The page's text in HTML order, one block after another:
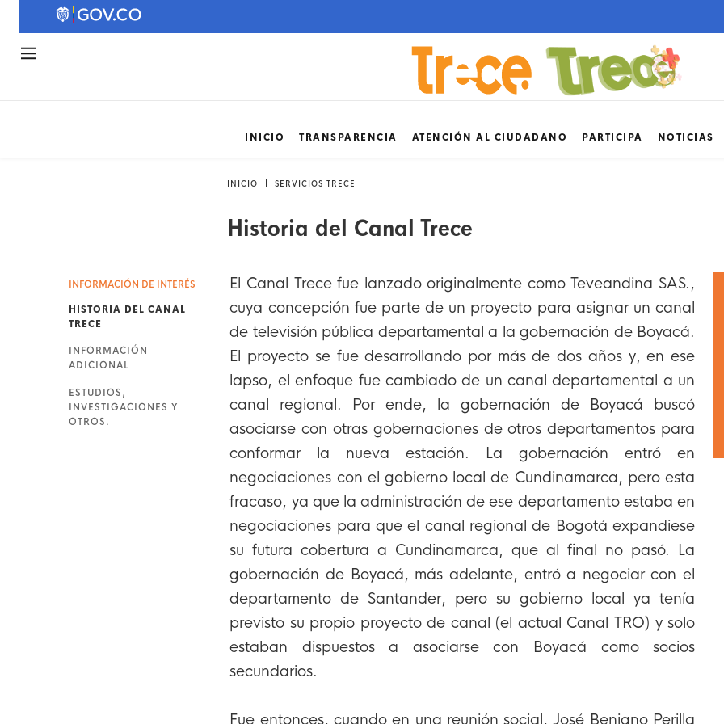
INICIO TRANSPARENCIA ATENCIÓN AL CIUDADANO PARTICIPA NOTICIAS
INICIO SERVICIOS TRECE
Historia del Canal Trece
INFORMACIÓN DE INTERÉS
HISTORIA DEL CANAL
TRECE
INFORMACIÓN
ADICIONAL
ESTUDIOS,
INVESTIGACIONES Y
OTROS.
El Canal Trece fue lanzado originalmente como Teveandina SAS.,
cuya concepción fue parte de un proyecto para asignar un canal
de televisión pública departamental a la gobernación de Boyacá.
El proyecto se fue desarrollando por más de dos años y, en ese
lapso, el enfoque fue cambiado de un canal departamental a un
canal regional. Por ende, la gobernación de Boyacá buscó
asociarse con otras gobernaciones de otros departamentos para
conformar la nueva estación. La gobernación entró en
negociaciones con el gobierno local de Cundinamarca, pero esta
fracaso, ya que la administración de ese departamento estaba en
negociaciones para que el canal regional de Bogotá expandiese
su futura cobertura a Cundinamarca, que al final no pasó. La
gobernación de Boyacá, más adelante, entró a negociar con el
departamento de Santander, pero su gobierno local ya tenía
previsto su propio proyecto de canal (el actual Canal TRO) y solo
estaban dispuestos a asociarse con Boyacá como socios
secundarios.
Fue entonces, cuando en una reunión social, José Benigno Perilla